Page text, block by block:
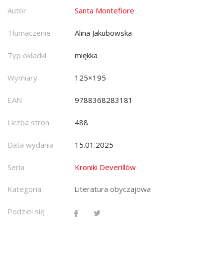
Autor Santa Montefiore
Tłumaczenie Alina Jakubowska
Typ okładki miękka
Wymiary 125×195
EAN 9788368283181
Liczba stron 488
Data wydania 15.01.2025
Seria Kroniki Deverillów
Kategoria: Literatura obyczajowa
Podziel się